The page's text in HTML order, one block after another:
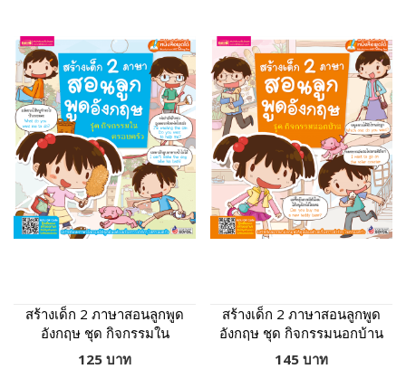
สร้างเด็ก 2 ภาษาสอนลูกพูด
อังกฤษ ชุด กิจกรรมใน
ครอบครัว (ฉบับปรับปรุง)
125 บาท
สร้างเด็ก 2 ภาษาสอนลูกพูด
อังกฤษ ชุด กิจกรรมนอกบ้าน
(ฉบับปรับปรุง)
145 บาท